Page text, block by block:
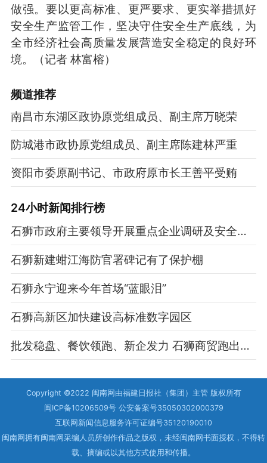
做强。要以更高标准、更严要求、更实举措抓好
安全生产监管工作，坚决守住安全生产底线，为
全市经济社会高质量发展营造安全稳定的良好环
境。（记者 林富榕）
频道推荐
南昌市东湖区政协原党组成员、副主席万晓荣
防城港市政协原党组成员、副主席陈建林严重
资阳市委原副书记、市政府原市长王善平受贿
24小时新闻排行榜
石狮市政府主要领导开展重点企业调研及安全生产工作检查
石狮新建蚶江海防官署碑记有了保护棚
石狮永宁迎来今年首场“蓝眼泪”
石狮高新区加快建设高标准数字园区
批发稳盘、餐饮领跑、新企发力 石狮商贸跑出新春“加速度”
Copyright ©2022 闽南网由福建日报社（集团）主管 版权所有
闽ICP备10206509号 公安备案号35050302000379
互联网新闻信息服务许可证编号35120190010
闽南网拥有闽南网采编人员所创作作品之版权，未经闽南网书面授权，不得转
载、摘编或以其他方式使用和传播。